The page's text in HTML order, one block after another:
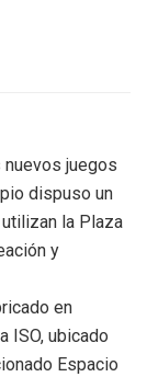
nuevos juegos
dispuso un
la Plaza
y
en
ISO, ubicado
Espacio